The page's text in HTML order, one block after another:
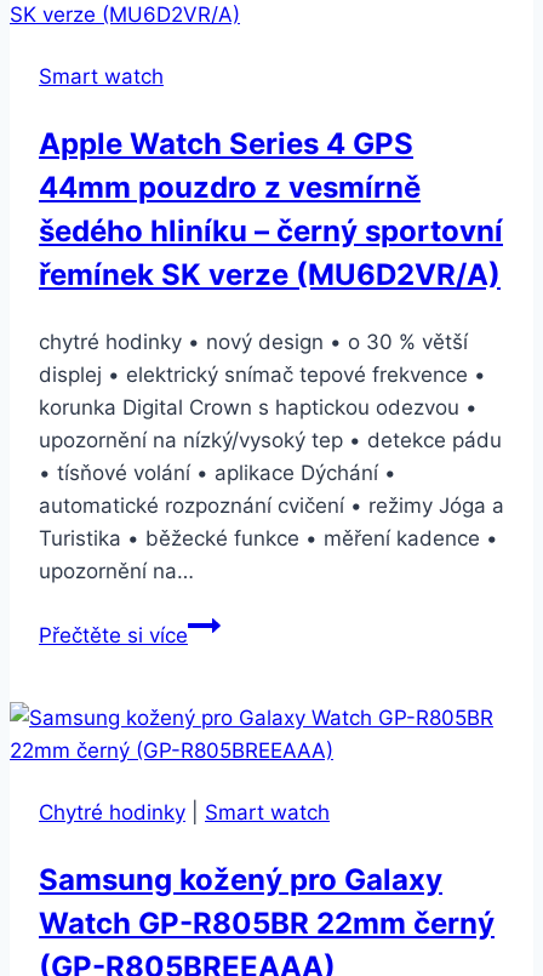
řemínek
M/L
(MQ2P2ZM/A)
(MQ2P2ZM/A)
Smart watch
Apple Watch Series 4 GPS
44mm pouzdro z vesmírně
šedého hliníku – černý sportovní
řemínek SK verze (MU6D2VR/A)
chytré hodinky • nový design • o 30 % větší
displej • elektrický snímač tepové frekvence •
korunka Digital Crown s haptickou odezvou •
upozornění na nízký/vysoký tep • detekce pádu
• tísňové volání • aplikace Dýchání •
automatické rozpoznání cvičení • režimy Jóga a
Turistika • běžecké funkce • měření kadence •
upozornění na…
Přečtěte si víceApple
4
GPS
pouzdro
vesmírně
šedého
hliníku
Chytré hodinky Smart watch
Samsung kožený pro Galaxy
Watch GP-R805BR 22mm černý
(GP-R805BREEAAA)